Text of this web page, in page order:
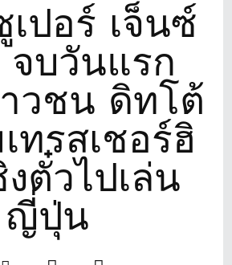
เปอร์ เจ็นซ์
บวันแรก
วชน ดิทโต้
ทรสเชอร์ฮิ
ตั๋วไปเล่น
ญี่ปุ่น